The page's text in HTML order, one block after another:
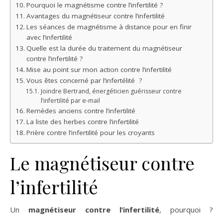
Pourquoi le magnétisme contre l’infertilité ?
Avantages du magnétiseur contre l’infertilité
Les séances de magnétisme à distance pour en finir
avec l’infertilité
Quelle est la durée du traitement du magnétiseur
contre l’infertilité ?
Mise au point sur mon action contre l’infertilité
Vous êtes concerné par l’infertélité ?
Joindre Bertrand, énergéticien guérisseur contre
l’infertilité par e-mail
Remèdes anciens contre l’infertilité
La liste des herbes contre l’infertilité
Prière contre l’infertilité pour les croyants
Le magnétiseur contre
l’infertilité
Un magnétiseur contre l’infertilité, pourquoi ?